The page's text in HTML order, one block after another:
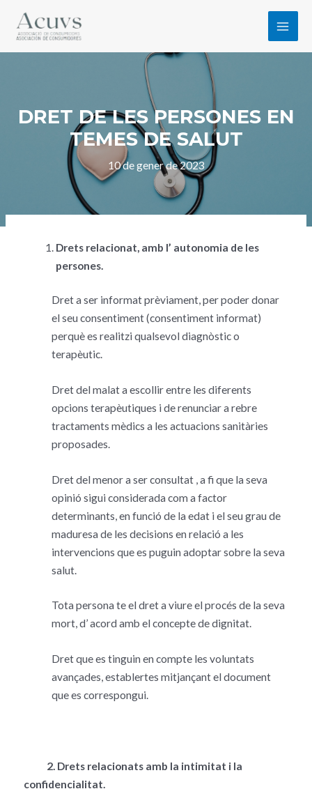
DRET DE LES PERSONES EN
TEMES DE SALUT
10 de gener de 2023
Drets relacionat, amb l’ autonomia de les
persones.
Dret a ser informat prèviament, per poder donar
el seu consentiment (consentiment informat)
perquè es realitzi qualsevol diagnòstic o
terapèutic.
Dret del malat a escollir entre les diferents
opcions terapèutiques i de renunciar a rebre
tractaments mèdics a les actuacions sanitàries
proposades.
Dret del menor a ser consultat , a fi que la seva
opinió sigui considerada com a factor
determinants, en funció de la edat i el seu grau de
maduresa de les decisions en relació a les
intervencions que es puguin adoptar sobre la seva
salut.
Tota persona te el dret a viure el procés de la seva
mort, d’ acord amb el concepte de dignitat.
Dret que es tinguin en compte les voluntats
avançades, establertes mitjançant el document
que es correspongui.
2. Drets relacionats amb la intimitat i la
confidencialitat.